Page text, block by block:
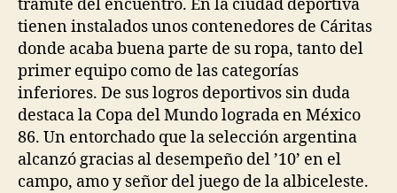
trámite del encuentro. En la ciudad deportiva
tienen instalados unos contenedores de Cáritas
donde acaba buena parte de su ropa, tanto del
primer equipo como de las categorías
inferiores. De sus logros deportivos sin duda
destaca la Copa del Mundo lograda en México
86. Un entorchado que la selección argentina
alcanzó gracias al desempeño del ’10’ en el
campo, amo y señor del juego de la albiceleste.